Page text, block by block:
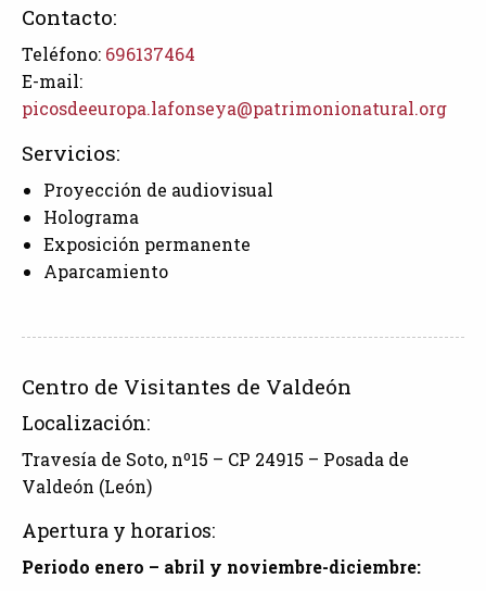
Contacto:
Teléfono: 696137464
E-mail:
picosdeeuropa.lafonseya@patrimonionatural.org
Servicios:
Proyección de audiovisual
Holograma
Exposición permanente
Aparcamiento
Centro de Visitantes de Valdeón
Localización:
Travesía de Soto, nº15 – CP 24915 – Posada de
Valdeón (León)
Apertura y horarios:
Periodo enero – abril y noviembre-diciembre: